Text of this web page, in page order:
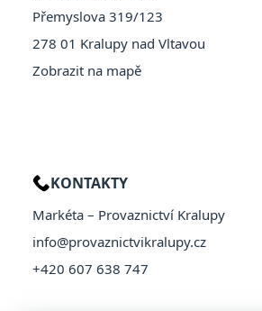
Přemyslova 319/123
278 01 Kralupy nad Vltavou
Zobrazit na mapě
KONTAKTY
Markéta – Provaznictví Kralupy
info@provaznictvikralupy.cz
+420 607 638 747